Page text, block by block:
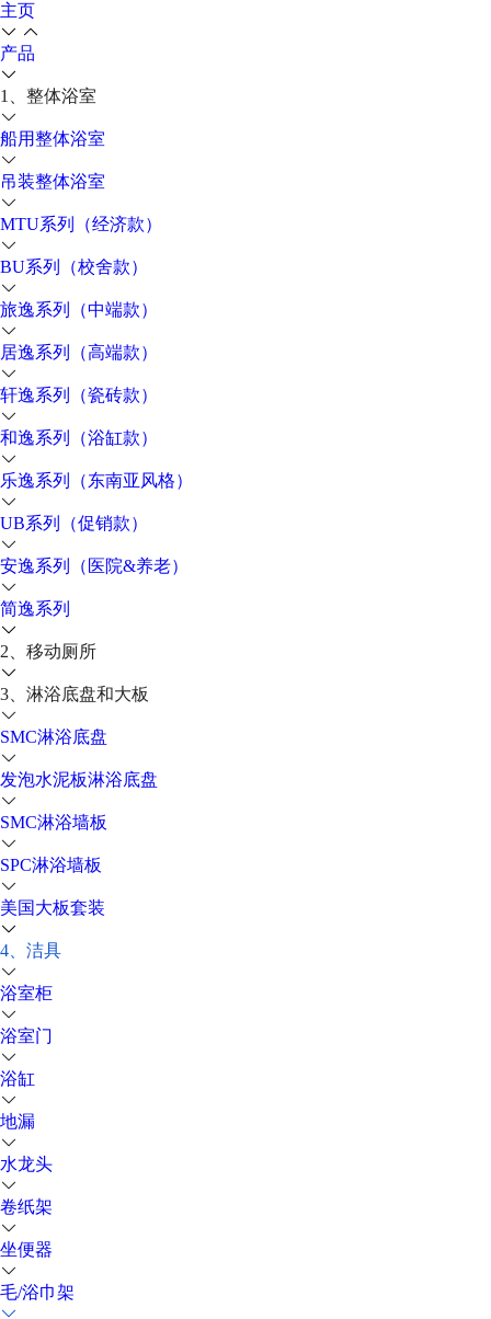
主页
产品
1、整体浴室
船用整体浴室
吊装整体浴室
MTU系列（经济款）
BU系列（校舍款）
旅逸系列（中端款）
居逸系列（高端款）
轩逸系列（瓷砖款）
和逸系列（浴缸款）
乐逸系列（东南亚风格）
UB系列（促销款）
安逸系列（医院&养老）
简逸系列
2、移动厕所
3、淋浴底盘和大板
SMC淋浴底盘
发泡水泥板淋浴底盘
SMC淋浴墙板
SPC淋浴墙板
美国大板套装
4、洁具
浴室柜
浴室门
浴缸
地漏
水龙头
卷纸架
坐便器
毛/浴巾架